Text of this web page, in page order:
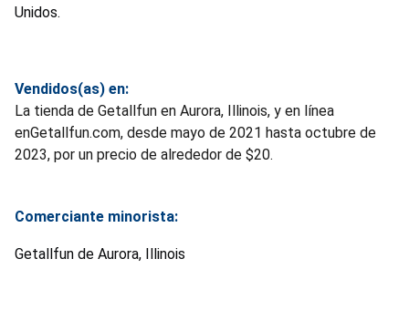
Unidos.
Vendidos(as) en:
La tienda de Getallfun en Aurora, Illinois, y en línea
enGetallfun.com, desde mayo de 2021 hasta octubre de
2023, por un precio de alrededor de $20.
Comerciante minorista:
Getallfun de Aurora, Illinois